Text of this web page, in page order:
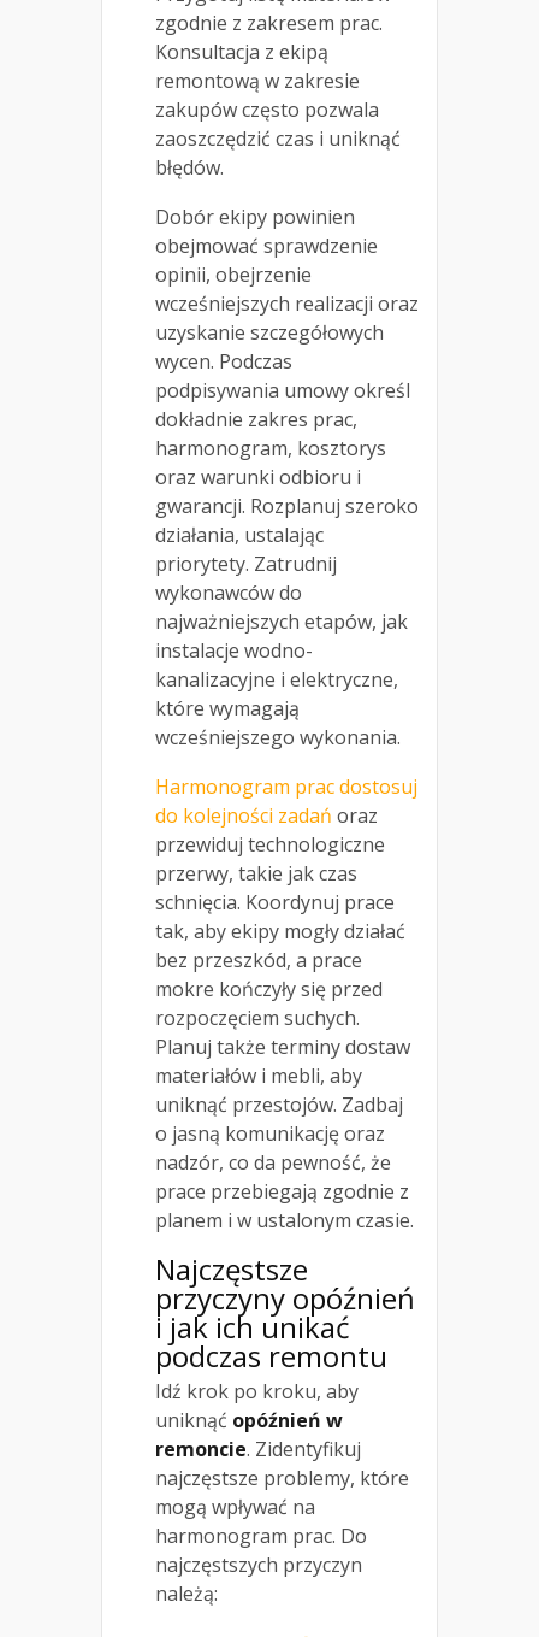
zgodnie z zakresem prac.
Konsultacja z ekipą
remontową w zakresie
zakupów często pozwala
zaoszczędzić czas i uniknąć
błędów.
Dobór ekipy powinien
obejmować sprawdzenie
opinii, obejrzenie
wcześniejszych realizacji oraz
uzyskanie szczegółowych
wycen. Podczas
podpisywania umowy określ
dokładnie zakres prac,
harmonogram, kosztorys
oraz warunki odbioru i
gwarancji. Rozplanuj szeroko
działania, ustalając
priorytety. Zatrudnij
wykonawców do
najważniejszych etapów, jak
instalacje wodno-
kanalizacyjne i elektryczne,
które wymagają
wcześniejszego wykonania.
Harmonogram prac dostosuj
do kolejności zadań oraz
przewiduj technologiczne
przerwy, takie jak czas
schnięcia. Koordynuj prace
tak, aby ekipy mogły działać
bez przeszkód, a prace
mokre kończyły się przed
rozpoczęciem suchych.
Planuj także terminy dostaw
materiałów i mebli, aby
uniknąć przestojów. Zadbaj
o jasną komunikację oraz
nadzór, co da pewność, że
prace przebiegają zgodnie z
planem i w ustalonym czasie.
Najczęstsze
przyczyny opóźnień
i jak ich unikać
podczas remontu
Idź krok po kroku, aby
uniknąć opóźnień w
remoncie. Zidentyfikuj
najczęstsze problemy, które
mogą wpływać na
harmonogram prac. Do
najczęstszych przyczyn
należą: